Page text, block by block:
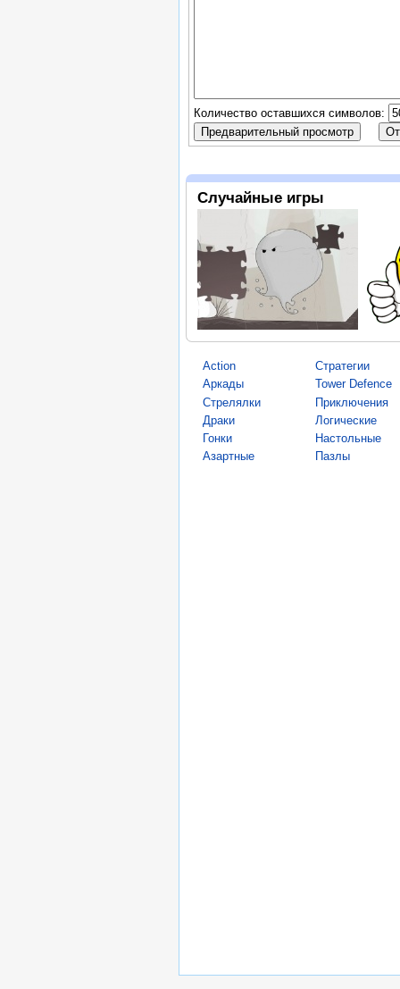
Количество оставшихся символов:
Случайные игры
Action
Аркады
Стрелялки
Драки
Гонки
Азартные
Стратегии
Tower Defence
Приключения
Логические
Настольные
Пазлы